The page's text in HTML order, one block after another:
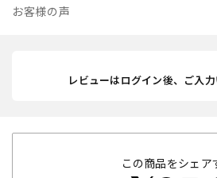
お客様の声
レビューはログイン後、ご入力
この商品をシェア